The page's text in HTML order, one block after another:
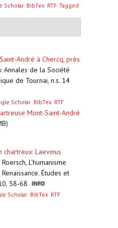
Scholar BibTex RTF Tagged
André à Chercq, près
Annales de la Société
de Tournai, n.s. 14
Scholar BibTex RTF
Mont-Saint-André
chartreux: Laevinus
L'humanisme
Études et
58-68
Scholar BibTex RTF